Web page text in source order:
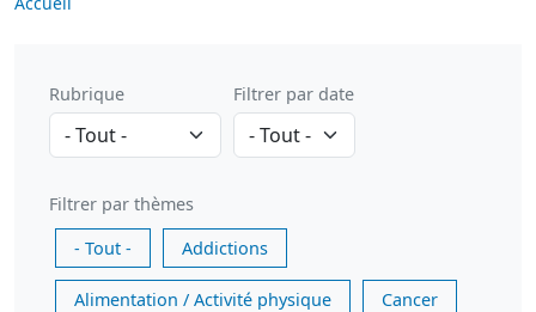
Rubrique Filtrer par date
Filtrer par thèmes
- Tout -
Addictions
Alimentation / Activité physique Cancer